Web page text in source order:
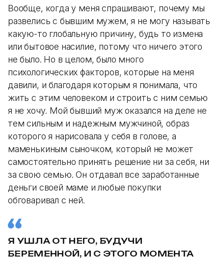
Вообще, когда у меня спрашивают, почему мы
развелись с бывшим мужем, я не могу называть
какую-то глобальную причину, будь то измена
или бытовое насилие, потому что ничего этого
не было. Но в целом, было много
психологических факторов, которые на меня
давили, и благодаря которым я понимала, что
жить с этим человеком и строить с ним семью
я не хочу. Мой бывший муж оказался на деле не
тем сильным и надежным мужчиной, образ
которого я нарисовала у себя в голове, а
маменькиным сыночком, который не может
самостоятельно принять решение ни за себя, ни
за свою семью. Он отдавал все заработанные
деньги своей маме и любые покупки
обговаривал с ней.
Я УШЛА ОТ НЕГО, БУДУЧИ
БЕРЕМЕННОЙ, И С ЭТОГО МОМЕНТА